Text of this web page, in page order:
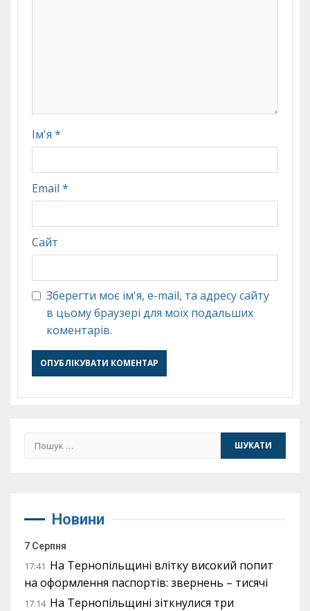
Ім'я *
Email *
Сайт
Зберегти моє ім'я, e-mail, та адресу сайту
в цьому браузері для моїх подальших
коментарів.
Пошук:
Новини
7 Серпня
17:41 На Тернопільщині влітку високий попит
на оформлення паспортів: звернень – тисячі
17:14 На Тернопільщині зіткнулися три